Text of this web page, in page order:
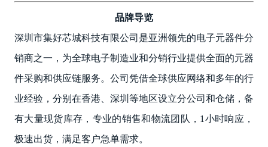
品牌导览
深圳市集好芯城科技有限公司是亚洲领先的电子元器件分
销商之一，为全球电子制造业和分销行业提供全面的元器
件采购和供应链服务。公司凭借全球供应网络和多年的行
业经验，分别在香港、深圳等地区设立分公司和仓储，备
有大量现货库存，专业的销售和物流团队，1小时响应，
极速出货，满足客户急单需求。